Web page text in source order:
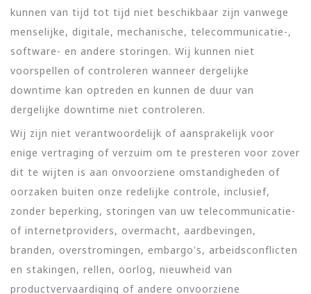
kunnen van tijd tot tijd niet beschikbaar zijn vanwege
menselijke, digitale, mechanische, telecommunicatie-,
software- en andere storingen. Wij kunnen niet
voorspellen of controleren wanneer dergelijke
downtime kan optreden en kunnen de duur van
dergelijke downtime niet controleren.
Wij zijn niet verantwoordelijk of aansprakelijk voor
enige vertraging of verzuim om te presteren voor zover
dit te wijten is aan onvoorziene omstandigheden of
oorzaken buiten onze redelijke controle, inclusief,
zonder beperking, storingen van uw telecommunicatie-
of internetproviders, overmacht, aardbevingen,
branden, overstromingen, embargo's, arbeidsconflicten
en stakingen, rellen, oorlog, nieuwheid van
productvervaardiging of andere onvoorziene